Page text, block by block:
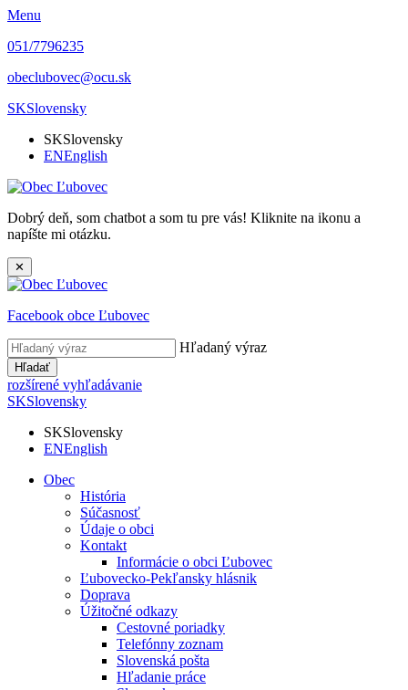
Menu
051/7796235
obeclubovec@ocu.sk
SKSlovensky
SKSlovensky
ENEnglish
Dobrý deň, som chatbot a som tu pre vás! Kliknite na ikonu a
napíšte mi otázku.
✕
Facebook obce Ľubovec
Hľadaný výraz
Hľadať
rozšírené vyhľadávanie
SKSlovensky
SKSlovensky
ENEnglish
Obec
História
Súčasnosť
Údaje o obci
Kontakt
Informácie o obci Ľubovec
Ľubovecko-Pekľansky hlásnik
Doprava
Úžitočné odkazy
Cestovné poriadky
Telefónny zoznam
Slovenská pošta
Hľadanie práce